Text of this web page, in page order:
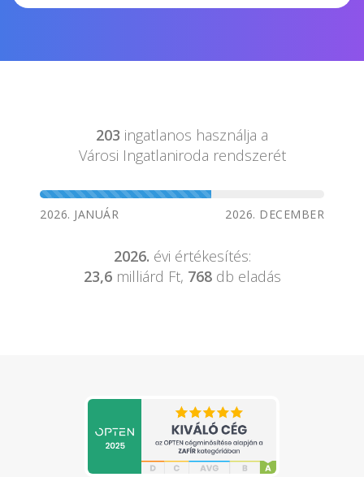
203 ingatlanos használja a
Városi Ingatlaniroda rendszerét
2026. JANUÁR 2026. DECEMBER
2026. évi értékesítés:
23,6milliárd Ft, 768db eladás